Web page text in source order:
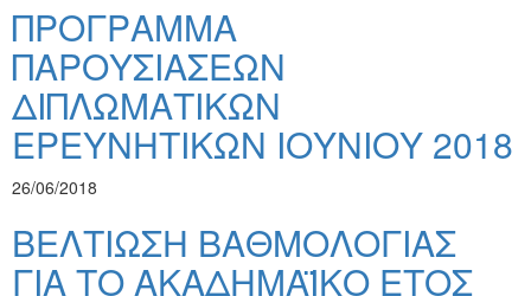
ΠΡΟΓΡΑΜΜΑ
ΠΑΡΟΥΣΙΑΣΕΩΝ
ΔΙΠΛΩΜΑΤΙΚΩΝ
ΕΡΕΥΝΗΤΙΚΩΝ ΙΟΥΝΙΟΥ 2018
26/06/2018
ΒΕΛΤΙΩΣΗ ΒΑΘΜΟΛΟΓΙΑΣ
ΓΙΑ ΤΟ ΑΚΑΔΗΜΑΪΚΟ ΕΤΟΣ